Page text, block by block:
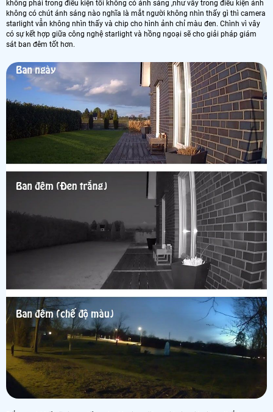
không phải trong điều kiện tối không có ánh sáng ,như vây trong điều kiện ánh
không có chút ánh sáng nào nghĩa là mắt người không nhìn thấy gì thì camera
starlight vẫn không nhìn thấy và chip cho hình ảnh chỉ màu đen. Chình vì vây
có sự kết hợp giữa công nghệ starlight và hồng ngoại sẽ cho giải pháp giám
sát ban đêm tốt hơn.